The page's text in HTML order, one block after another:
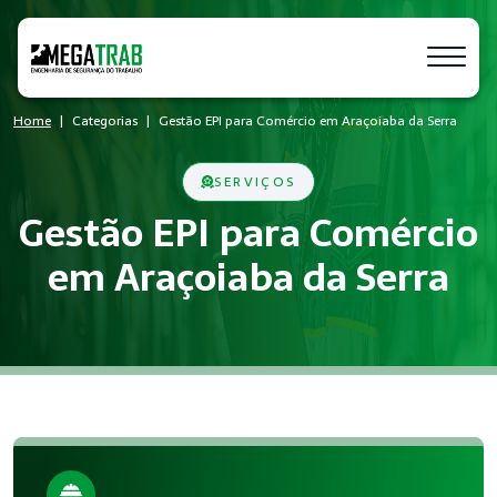
Home Categorias Gestão EPI para Comércio em Araçoiaba da Serra
SERVIÇOS
Gestão EPI para Comércio
em Araçoiaba da Serra
O que é Gestão EPI?
Empresas de todos os portes que possuem empregados